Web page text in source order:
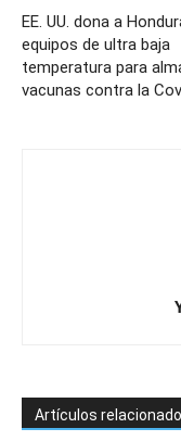
EE. UU. dona a
equipos de ultra baja
temperatura para
vacunas contra la
Artículos